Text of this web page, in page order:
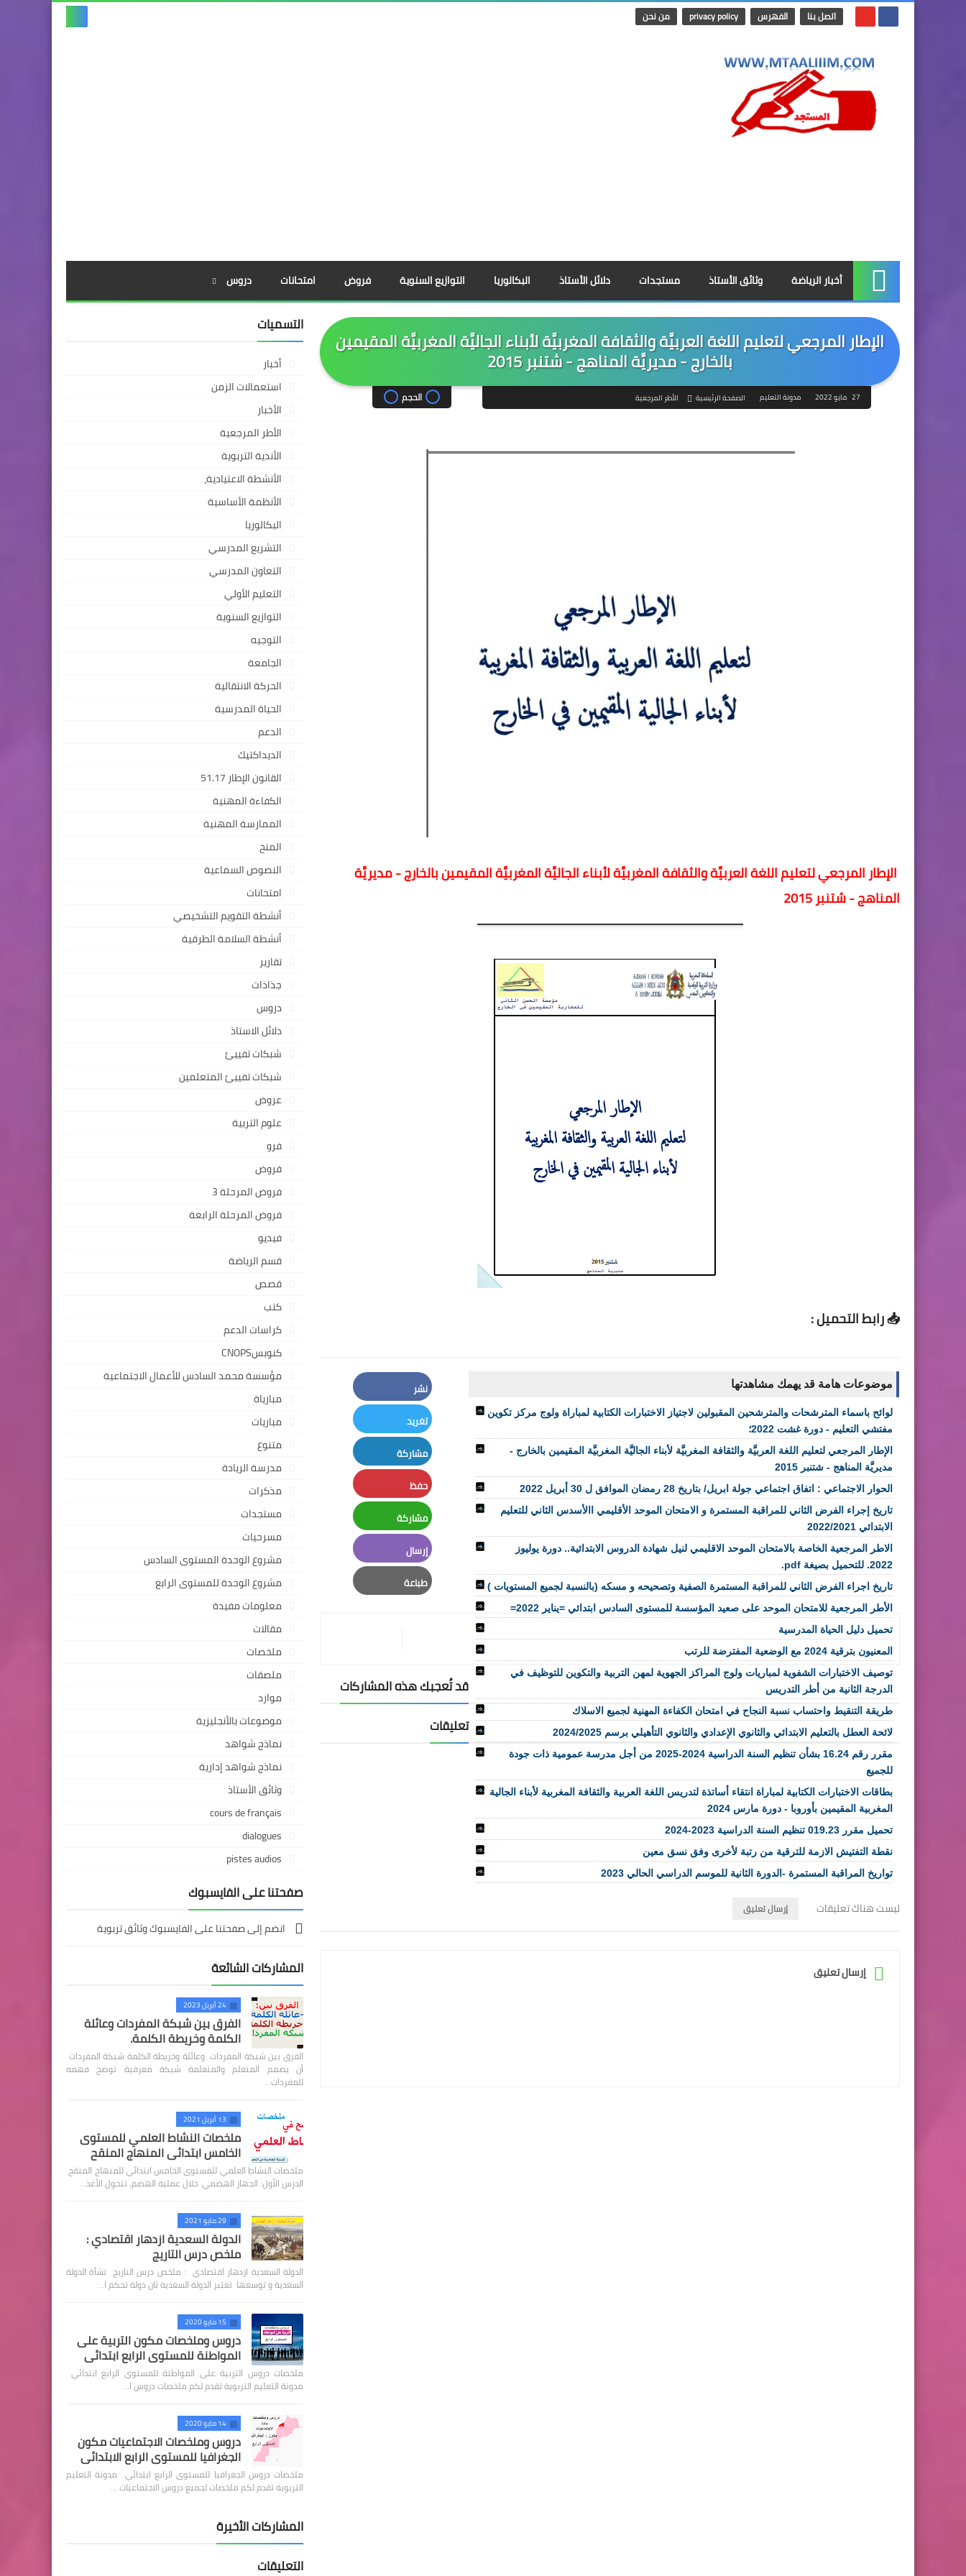
اتصل بنا الفهرس privacy policy من نحن
الرئيسية
أخبار الرياضة وثائق الأستاذ مستجدات دلائل الأستاذ البكالوريا التوازيع السنوية فروض امتحانات دروس
الإطار المرجعي لتعليم اللغة العربيَّة والثقافة المغربيَّة لأبناء الجاليَّة المغربيَّة المقيمين
بالخارج - مديريَّة المناهج - شتنبر 2015
27 مايو 2022 مدونة التعليم الصفحة الرئيسية الأطر المرجعية الحجم
الإطار المرجعي لتعليم اللغة العربيَّة والثقافة المغربيَّة لأبناء الجاليَّة المغربيَّة المقيمين بالخارج - مديريَّة
المناهج - شتنبر 2015
📥 رابط التحميل :
موضوعات هامة قد يهمك مشاهدتها
لوائح باسماء المترشحات والمترشحين المقبولين لاجتياز الاختبارات الكتابية لمباراة ولوج مركز تكوين
مفتشي التعليم - دورة غشت 2022؛
الإطار المرجعي لتعليم اللغة العربيَّة والثقافة المغربيَّة لأبناء الجاليَّة المغربيَّة المقيمين بالخارج -
مديريَّة المناهج - شتنبر 2015
الحوار الاجتماعي : اتفاق اجتماعي جولة ابريل/ بتاريخ 28 رمضان الموافق ل 30 أبريل 2022
تاريخ إجراء الفرض الثاني للمراقبة المستمرة و الامتحان الموحد الأقليمي االأسدس الثاني للتعليم
الابتدائي 2022/2021
الاطر المرجعية الخاصة بالامتحان الموحد الاقليمي لنيل شهادة الدروس الابتدائية.. دورة يوليوز
2022. للتحميل بصيغة pdf.
تاريخ اجراء الفرض الثاني للمراقبة المستمرة الصفية وتصحيحه و مسكه (بالنسبة لجميع المستويات )
الأطر المرجعية للامتحان الموحد على صعيد المؤسسة للمستوى السادس ابتدائي =يناير 2022=
تحميل دليل الحياة المدرسية
المعنيون بترقية 2024 مع الوضعية المفترضة للرتب
توصيف الاختبارات الشفوية لمباريات ولوج المراكز الجهوية لمهن التربية والتكوين للتوظيف في
الدرجة الثانية من أطر التدريس
طريقة التنقيط واحتساب نسبة النجاح في امتحان الكفاءة المهنية لجميع الاسلاك
لائحة العطل بالتعليم الابتدائي والثانوي الإعدادي والثانوي التأهيلي برسم 2024/2025
مقرر رقم 16.24 بشأن تنظيم السنة الدراسية 2024-2025 من أجل مدرسة عمومية ذات جودة
للجميع
بطاقات الاختبارات الكتابية لمباراة انتقاء أساتذة لتدريس اللغة العربية والثقافة المغربية لأبناء الجالية
المغربية المقيمين بأوروبا - دورة مارس 2024
تحميل مقرر 019.23 تنظيم السنة الدراسية 2023-2024
نقطة التفتيش الازمة للترقية من رتبة لأخرى وفق نسق معين
تواريخ المراقبة المستمرة -الدورة الثانية للموسم الدراسي الحالي 2023
نشر
Facebook
تغريد
Twitter
مشاركة
LinkedIn
حفظ
Pinterest
مشاركة
Whatsapp
إرسال
Email
طباعة
قد تُعجبك هذه المشاركات
تعليقات
ليست هناك تعليقات إرسال تعليق
إرسال تعليق
التسميات
أخبار
استعمالات الزمن
الأخبار
الأطر المرجعية
الأندية التربوية
الأنشطة الاعتيادية،
الأنظمة الأساسية
البكالوريا
التشريع المدرسي
التعاون المدرسي
التعليم الأولي
التوازيع السنوية
التوجيه
الجامعة
الحركة الانتقالية
الحياة المدرسية
الدعم
الديداكتيك
القانون الإطار 51.17
الكفاءة المهنية
الممارسة المهنية
المنح
النصوص السماعية
امتحانات
أنشطة التقويم التشخيصي
أنشطة السلامة الطرقية
تقارير
جذاذات
دروس
دلائل الاستاذ
شبكات تفييئ
شبكات تفييئ المتعلمين
عروض
علوم التربية
فرو
فروض
فروض المرحلة 3
فروض المرحلة الرابعة
فيديو
قسم الرياضة
قصص
كتب
كراسات الدعم
كنوبسCNOPS
مؤسسة محمد السادس للأعمال الاجتماعية
مبارياة
مباريات
متنوع
مدرسة الريادة
مذكرات
مستجدات
مسرحيات
مشروع الوحدة المستوى السادس
مشروع الوحدة للمستوى الرابع
معلومات مفيدة
مقالات
ملخصات
ملصقات
موارد
موضوعات بالأنجليزية
نماذج شواهد
نماذج شواهد إدارية
وثائق الأستاذ
cours de français
dialogues
pistes audios
صفحتنا على الفايسبوك
انضم إلى صفحتنا على الفايسبوك وثائق تربوية
المشاركات الشائعة
24 أبريل 2023
الفرق بين شبكة المفردات وعائلة
الكلمة وخريطة الكلمة.
الفرق بين شبكة المفردات وعائلة وخريطة الكلمة شبكة المفردات
أن يصمم المتعلم والمتعلمة شبكة معرفية توضح فهمه
للمفردات…
13 أبريل 2021
ملخصات النشاط العلمي للمستوى
الخامس ابتدائي المنهاج المنقح
ملخصات النشاط العلمي للمستوى الخامس ابتدائي للمنهاج المنقح
الدرس الأول: الجهاز الهضمي خلال عملية الهضم، تتحول الأغذ…
29 مايو 2021
الدولة السعدية ازدهار اقتصادي :
ملخص درس التاريج
الدولة السعدية ازدهار اقتصادي : ملخص درس التاريج نشأة الدولة
السعدية و توسعها تعتبر الدولة السعدية ثان دولة تحكم ا…
15 مايو 2020
دروس وملخصات مكون التربية على
المواطنة للمستوى الرابع ابتدائي
ملخصات دروس التربية على المواطنة للمستوى الرابع ابتدائي
مدونة التعليم التربوية تقدم لكم ملخصات دروس ا…
14 مايو 2020
دروس وملخصات الاجتماعيات مكون
الجغرافيا للمستوى الرابع الابتدائي
ملخصات دروس الجغرافيا للمستوى الرابع ابتدائي مدونة التعليم
التربوية تقدم لكم ملخصات لجميع دروس الاجتماعيات …
المشاركات الأخيرة
التعليقات